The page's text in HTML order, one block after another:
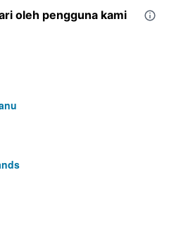
oleh pengguna kami